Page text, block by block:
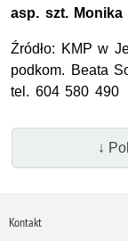
asp. szt. Monika
Źródło: KMP w
podkom. Beata
tel. 604 580 490
↓
Kontakt